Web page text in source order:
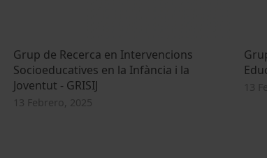
Grup de Recerca en Intervencions
Socioeducatives en la Infància i la
Joventut - GRISIJ
13 Febrero, 2025
13